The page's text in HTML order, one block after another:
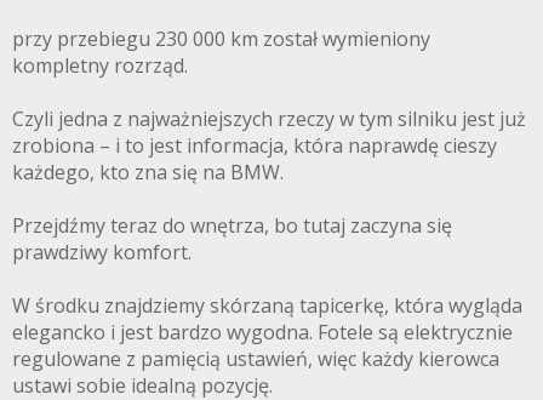
przy przebiegu 230 000 km został wymieniony
kompletny rozrząd.
Czyli jedna z najważniejszych rzeczy w tym silniku jest już
zrobiona – i to jest informacja, która naprawdę cieszy
każdego, kto zna się na BMW.
Przejdźmy teraz do wnętrza, bo tutaj zaczyna się
prawdziwy komfort.
W środku znajdziemy skórzaną tapicerkę, która wygląda
elegancko i jest bardzo wygodna. Fotele są elektrycznie
regulowane z pamięcią ustawień, więc każdy kierowca
ustawi sobie idealną pozycję.